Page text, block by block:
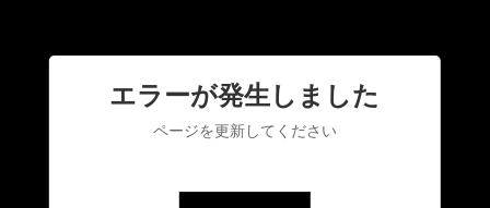
エラーが発生しました
ページを更新してください